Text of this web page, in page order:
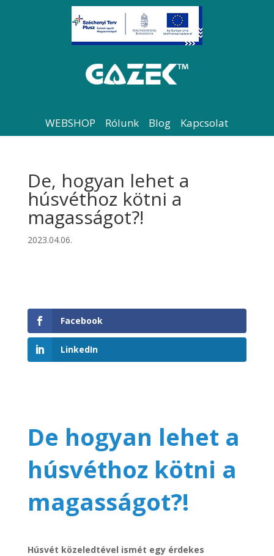
WEBSHOP Rólunk Blog Kapcsolat
De, hogyan lehet a
húsvéthoz kötni a
magasságot?!
2023.04.06.
Facebook
LinkedIn
De hogyan lehet a
húsvéthoz kötni a
magasságot?!
Húsvét közeledtével ismét egy érdekes